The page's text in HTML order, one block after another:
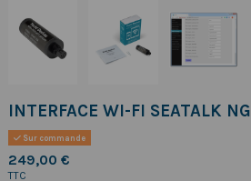
INTERFACE WI-FI SEATALK NG
Sur commande
249,00 €
TTC